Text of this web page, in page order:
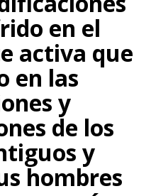
en el
activa que
en las
y
de los
y
hombres